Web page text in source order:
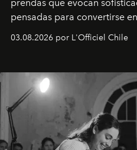
prendas que evocan
pensadas para convertirse
03.08.2026 por L'Officiel Chile